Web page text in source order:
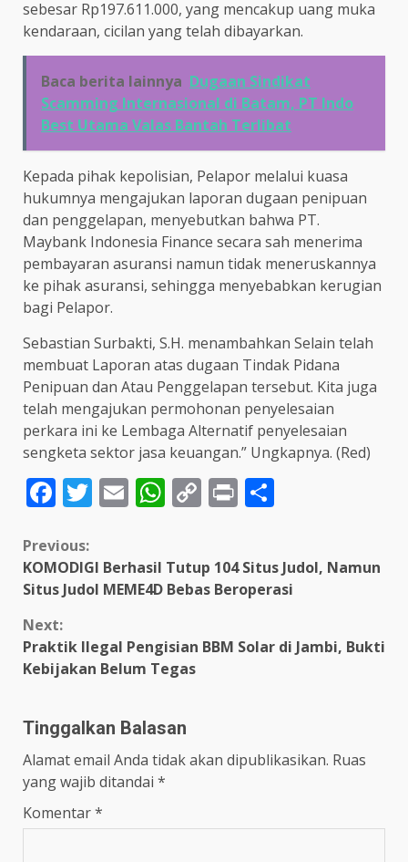
sebesar Rp197.611.000, yang mencakup uang muka
kendaraan, cicilan yang telah dibayarkan.
Baca berita lainnya Dugaan Sindikat
Scamming Internasional di Batam, PT Indo
Best Utama Valas Bantah Terlibat
Kepada pihak kepolisian, Pelapor melalui kuasa
hukumnya mengajukan laporan dugaan penipuan
dan penggelapan, menyebutkan bahwa PT.
Maybank Indonesia Finance secara sah menerima
pembayaran asuransi namun tidak meneruskannya
ke pihak asuransi, sehingga menyebabkan kerugian
bagi Pelapor.
Sebastian Surbakti, S.H. menambahkan Selain telah
membuat Laporan atas dugaan Tindak Pidana
Penipuan dan Atau Penggelapan tersebut. Kita juga
telah mengajukan permohonan penyelesaian
perkara ini ke Lembaga Alternatif penyelesaian
sengketa sektor jasa keuangan.” Ungkapnya. (Red)
Facebook
Twitter
EmailWhatsApp
Copy
Print
Continue
Reading
Previous:
KOMODIGI Berhasil Tutup 104 Situs Judol, Namun
Situs Judol MEME4D Bebas Beroperasi
Next:
Praktik Ilegal Pengisian BBM Solar di Jambi, Bukti
Kebijakan Belum Tegas
Tinggalkan Balasan
Alamat email Anda tidak akan dipublikasikan. Ruas
yang wajib ditandai *
Komentar*